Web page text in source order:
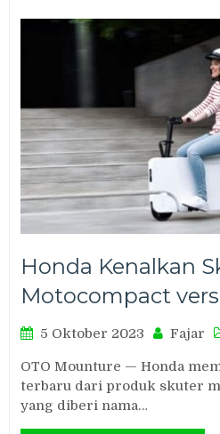
Honda Kenalkan
Motocompact
5 Oktober 2023 Fajar
OTO Mounture — Honda
terbaru dari produk skuter
yang diberi nama…